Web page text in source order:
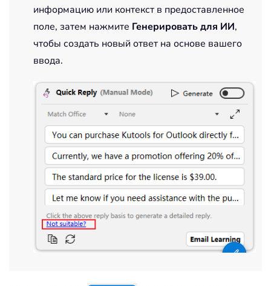
информацию или контекст в предоставленное
поле, затем нажмите Генерировать для ИИ,
чтобы создать новый ответ на основе вашего
ввода.